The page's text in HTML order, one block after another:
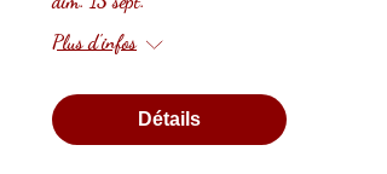
Plus d'infos
Détails